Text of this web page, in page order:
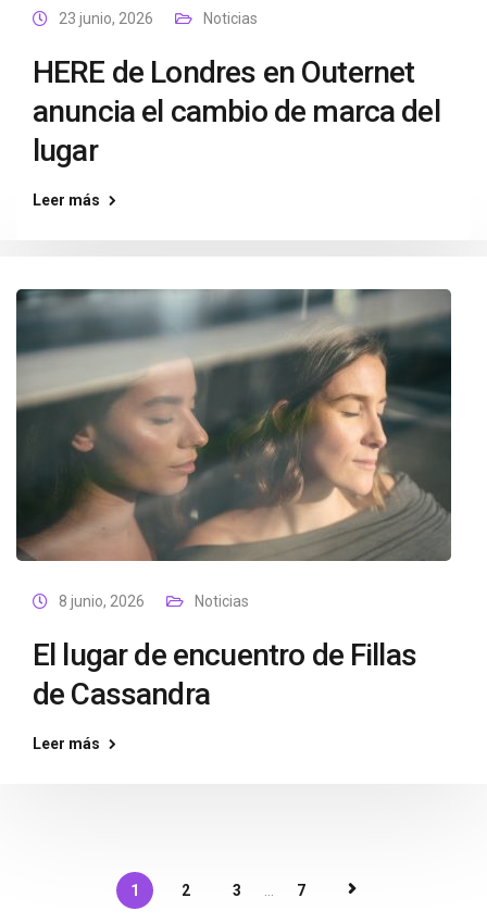
23 junio, 2026 Noticias
HERE de Londres en Outernet
anuncia el cambio de marca del
lugar
Leer más
8 junio, 2026 Noticias
El lugar de encuentro de Fillas
de Cassandra
Leer más
1 2 3 7